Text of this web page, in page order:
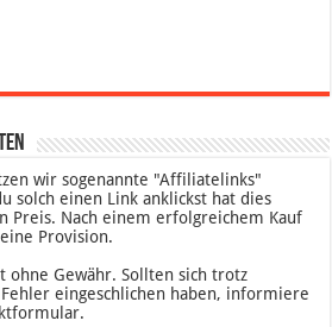
wir sogenannte "Affiliatelinks"
solch einen Link anklickst hat dies
Preis. Nach einem erfolgreichem Kauf
Provision.
ohne Gewähr. Sollten sich trotz
eingeschlichen haben, informiere